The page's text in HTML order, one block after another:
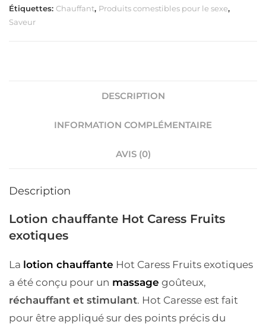
Étiquettes: Chauffant, Produits comestibles pour le sexe,
Saveur
DESCRIPTION
INFORMATION COMPLÉMENTAIRE
AVIS (0)
Description
Lotion chauffante Hot Caress Fruits
exotiques
La lotion chauffante Hot Caress Fruits exotiques
a été conçu pour un massage goûteux,
réchauffant et stimulant. Hot Caresse est fait
pour être appliqué sur des points précis du